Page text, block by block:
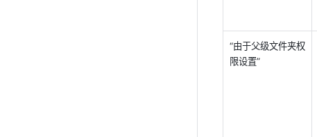
“由于父级文件夹权
限设置”